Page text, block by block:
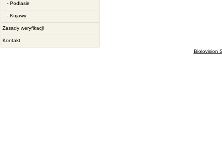
- Podlasie
- Kujawy
Zasady weryfikacji
Kontakt
Biolovision